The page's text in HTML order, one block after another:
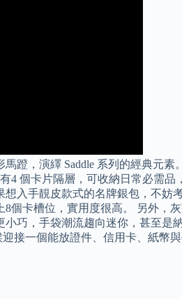
蹬，演繹 Saddle 系列的經典元素
4 個卡片隔層，可收納日常必需品
入手靚皮款式的名牌銀包，不妨
個卡槽位，實用度很高。 另外，
巧，手袋潮流趨向迷你，甚至是
接一個能放證件、信用卡、紙幣